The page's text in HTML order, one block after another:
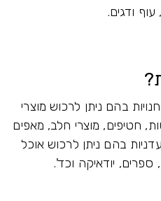
ודגים.
בהם ניתן לרכוש מוצרי
חטיפים, מוצרי חלב, מאפים
בהם ניתן לרכוש אוכל
ספרים, יודאיקה וכד'.